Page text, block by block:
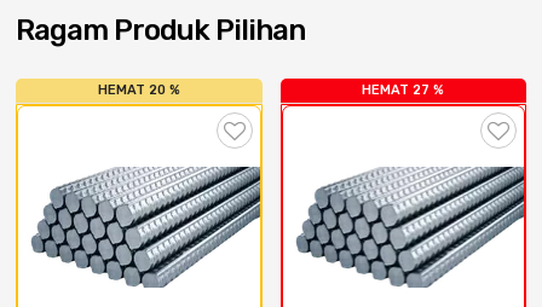
Ragam Produk Pilihan
HEMAT 20 % HEMAT 27 %